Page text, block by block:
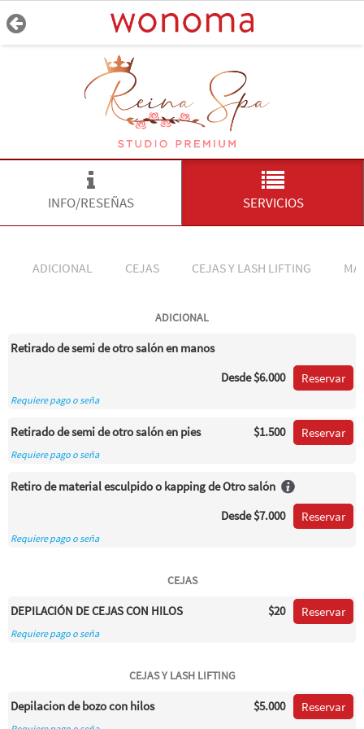
INFO/RESEÑAS SERVICIOS
ADICIONAL CEJAS CEJAS Y LASH LIFTING
ADICIONAL
Retirado de semi de otro salón en manos
Desde$6.000 Reservar
Requiere pago o seña
Retirado de semi de otro salón en pies $1.500 Reservar
Requiere pago o seña
Retiro de material esculpido o kapping de Otro salón
Desde$7.000 Reservar
Requiere pago o seña
CEJAS
DEPILACIÓN DE CEJAS CON HILOS $20 Reservar
Requiere pago o seña
CEJAS Y LASH LIFTING
Depilacion de bozo con hilos $5.000 Reservar